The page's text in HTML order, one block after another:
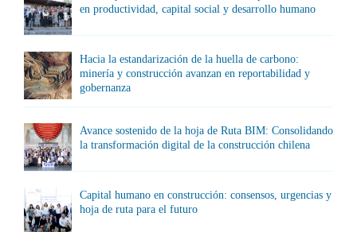
en productividad, capital social y desarrollo humano
Hacia la estandarización de la huella de carbono:
minería y construcción avanzan en reportabilidad y
gobernanza
Avance sostenido de la hoja de Ruta BIM: Consolidando
la transformación digital de la construcción chilena
Capital humano en construcción: consensos, urgencias y
hoja de ruta para el futuro